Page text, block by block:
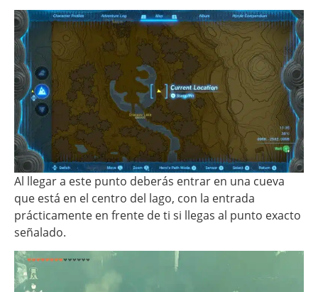
Al llegar a este punto deberás entrar en una cueva
que está en el centro del lago, con la entrada
prácticamente en frente de ti si llegas al punto exacto
señalado.